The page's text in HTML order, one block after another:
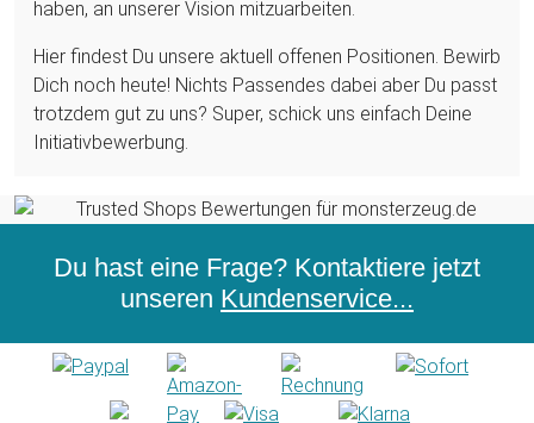
haben, an unserer Vision mitzuarbeiten.
Hier findest Du unsere aktuell offenen Positionen. Bewirb
Dich noch heute! Nichts Passendes dabei aber Du passt
trotzdem gut zu uns? Super, schick uns einfach Deine
Initiativbewerbung.
Du hast eine Frage? Kontaktiere jetzt
unseren Kundenservice...